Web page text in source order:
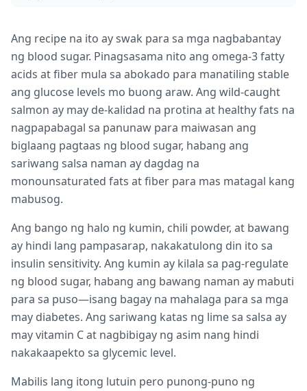
Ang recipe na ito ay swak para sa mga nagbabantay
ng blood sugar. Pinagsasama nito ang omega-3 fatty
acids at fiber mula sa abokado para manatiling stable
ang glucose levels mo buong araw. Ang wild-caught
salmon ay may de-kalidad na protina at healthy fats na
nagpapabagal sa panunaw para maiwasan ang
biglaang pagtaas ng blood sugar, habang ang
sariwang salsa naman ay dagdag na
monounsaturated fats at fiber para mas matagal kang
mabusog.
Ang bango ng halo ng kumin, chili powder, at bawang
ay hindi lang pampasarap, nakakatulong din ito sa
insulin sensitivity. Ang kumin ay kilala sa pag-regulate
ng blood sugar, habang ang bawang naman ay mabuti
para sa puso—isang bagay na mahalaga para sa mga
may diabetes. Ang sariwang katas ng lime sa salsa ay
may vitamin C at nagbibigay ng asim nang hindi
nakakaapekto sa glycemic level.
Mabilis lang itong lutuin pero punong-puno ng